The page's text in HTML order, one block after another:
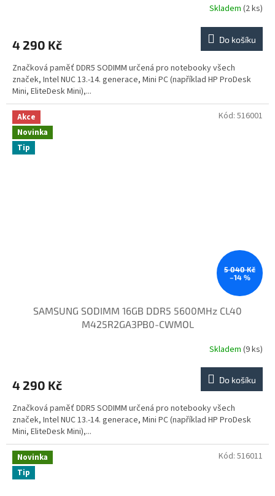
Skladem (2 ks)
4 290 Kč Do košíku
Značková paměť DDR5 SODIMM určená pro notebooky všech
značek, Intel NUC 13.-14. generace, Mini PC (například HP ProDesk
Mini, EliteDesk Mini),...
Akce
Novinka
Tip
5 040 Kč
–14 %
SAMSUNG SODIMM 16GB DDR5 5600MHz CL40
M425R2GA3PB0-CWMOL
Skladem (9 ks)
4 290 Kč Do košíku
Značková paměť DDR5 SODIMM určená pro notebooky všech
značek, Intel NUC 13.-14. generace, Mini PC (například HP ProDesk
Mini, EliteDesk Mini),...
Kód: 516001
Novinka
Tip
Kód: 516011